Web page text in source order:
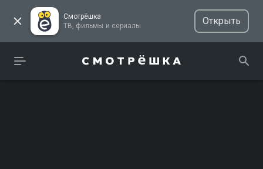
Смотрёшка
ТВ, фильмы и сериалы
Открыть